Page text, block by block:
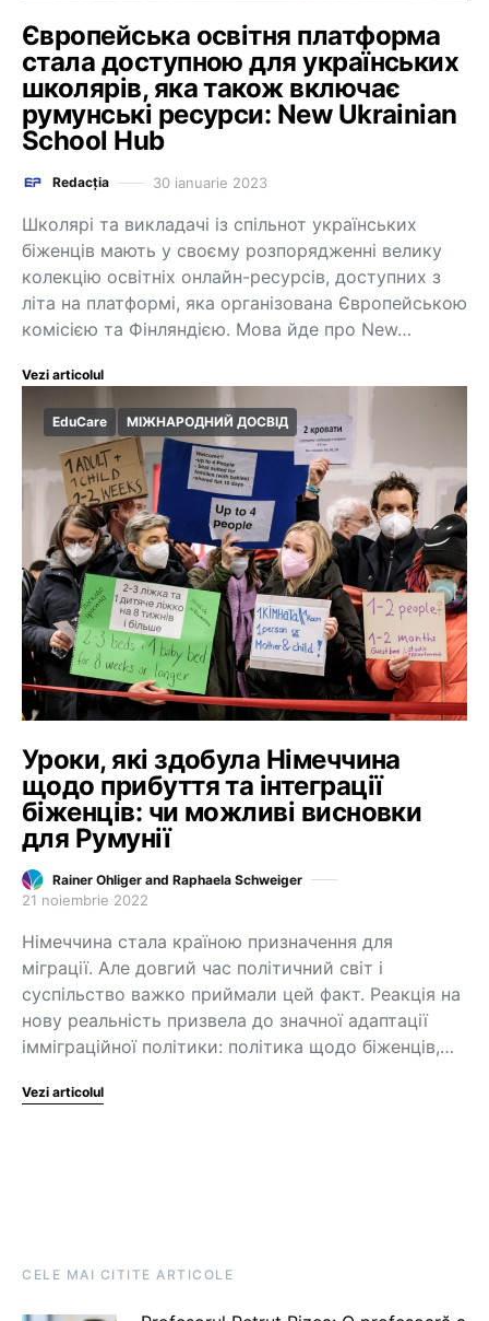
Європейська освітня платформа
стала доступною для українських
школярів, яка також включає
румунські ресурси: New Ukrainian
School Hub
Redacția 30 ianuarie 2023
Школярі та викладачі із спільнот українських
біженців мають у своєму розпорядженні велику
колекцію освітніх онлайн-ресурсів, доступних з
літа на платформі, яка організована Європейською
комісією та Фінляндією. Мова йде про New…
Vezi articolul
EduCare МІЖНАРОДНИЙ ДОСВІД
Уроки, які здобула Німеччина
щодо прибуття та інтеграції
біженців: чи можливі висновки
для Румунії
Rainer Ohliger and Raphaela Schweiger
21 noiembrie 2022
Німеччина стала країною призначення для
міграції. Але довгий час політичний світ і
суспільство важко приймали цей факт. Реакція на
нову реальність призвела до значної адаптації
імміграційної політики: політика щодо біженців,…
Vezi articolul
CELE MAI CITITE ARTICOLE